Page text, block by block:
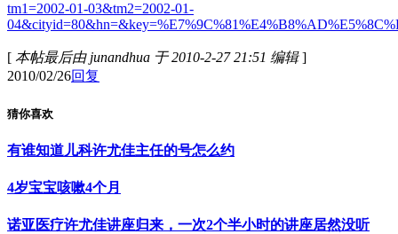
tm1=2002-01-03&tm2=2002-01-
[ 本帖最后由 junandhua 于 2010-2-27 21:51 编辑]
2010/02/26回复
猜你喜欢
有谁知道儿科许尤佳主任的号怎么约
4岁宝宝咳嗽4个月
诺亚医疗许尤佳讲座归来，一次2个半小时的讲座居然没听